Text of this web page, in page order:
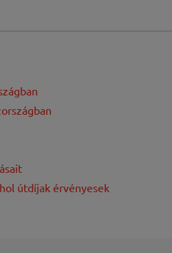
útdíjak érvényesek